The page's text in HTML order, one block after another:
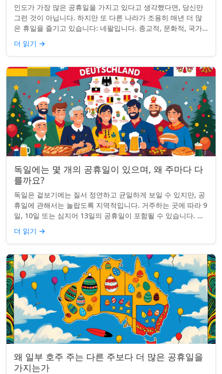
인도가 가장 많은 공휴일을 가지고 있다고 생각했다면, 당신만
그런 것이 아닙니다. 하지만 또 다른 나라가 조용히 매년 더 많
은 휴일을 즐기고 있습니다: 네팔입니다. 종교적, 문화적, 국가
적 기념일이 혼합된 네팔은 현...
더 읽기 →
독일에는 몇 개의 공휴일이 있으며, 왜 주마다 다
를까요?
독일은 겉보기에는 질서 정연하고 균일하게 보일 수 있지만, 공
휴일에 관해서는 놀랍도록 지역적입니다. 거주하는 곳에 따라 9
일, 10일 또는 심지어 13일의 공휴일이 포함될 수 있습니다. 왜
그런 걸까요? 간단한 통찰...
더 읽기 →
왜 일부 호주 주는 다른 주보다 더 많은 공휴일을
가지는가